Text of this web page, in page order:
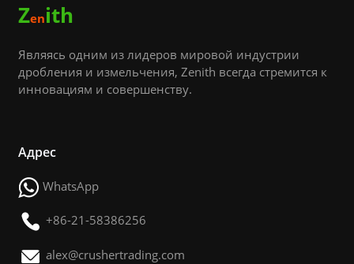
Zenith
Являясь одним из лидеров мировой индустрии
дробления и измельчения, Zenith всегда стремится к
инновациям и совершенству.
Адрес
WhatsApp
+86-21-58386256
alex@crushertrading.com